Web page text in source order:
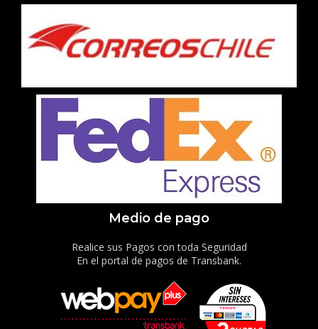
Medio de pago
Realice sus Pagos con toda Seguridad
En el portal de pagos de Transbank.